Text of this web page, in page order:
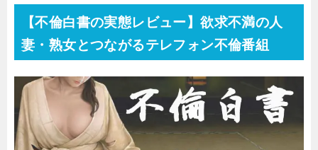
【不倫白書の実態レビュー】欲求不満の人
妻・熟女とつながるテレフォン不倫番組